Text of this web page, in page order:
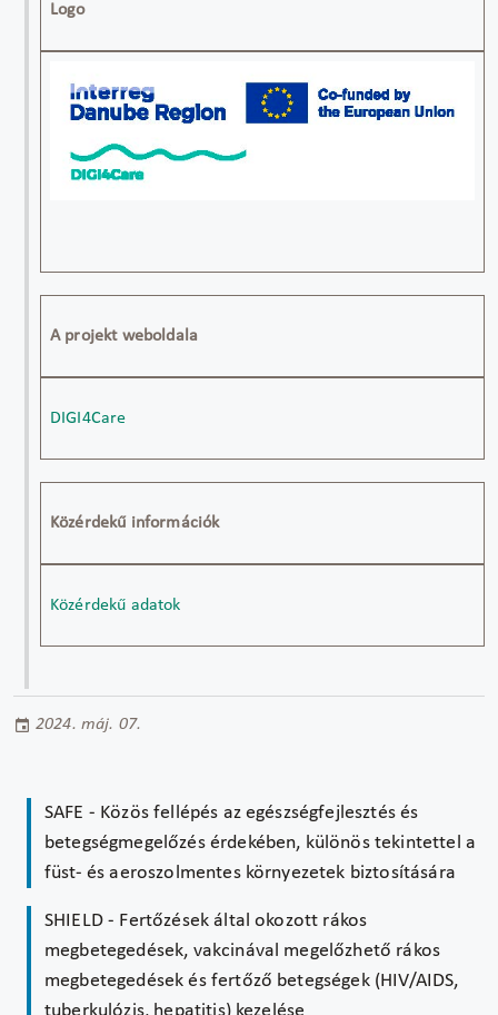
Logo
A projekt weboldala
DIGI4Care
Közérdekű információk
Közérdekű adatok
2024. máj. 07.
SAFE - Közös fellépés az egészségfejlesztés és
betegségmegelőzés érdekében, különös tekintettel a
füst- és aeroszolmentes környezetek biztosítására
SHIELD - Fertőzések által okozott rákos
megbetegedések, vakcinával megelőzhető rákos
megbetegedések és fertőző betegségek (HIV/AIDS,